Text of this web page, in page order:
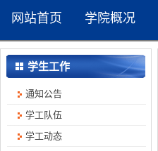
网站首页 学院概况
学生工作
通知公告
学工队伍
学工动态